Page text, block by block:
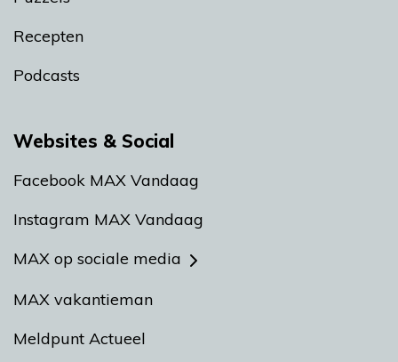
Recepten
Podcasts
Websites & Social
Facebook MAX Vandaag
Instagram MAX Vandaag
MAX op sociale media
MAX vakantieman
Meldpunt Actueel